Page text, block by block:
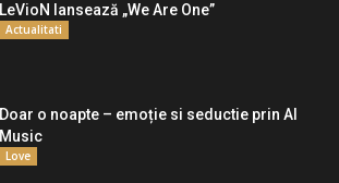
LeVioN lansează „We Are One”
Actualitati
Doar o noapte – emoție si seductie prin AI
Music
Love